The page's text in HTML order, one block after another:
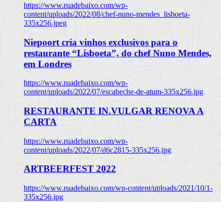
https://www.ruadebaixo.com/wp-
content/uploads/2022/08/chef-nuno-mendes_lisboeta-
335x256.jpeg
Niepoort cria vinhos exclusivos para o
restaurante “Lisboeta”, do chef Nuno Mendes,
em Londres
https://www.ruadebaixo.com/wp-
content/uploads/2022/07/escabeche-de-atum-335x256.jpg
RESTAURANTE IN.VULGAR RENOVA A
CARTA
https://www.ruadebaixo.com/wp-
content/uploads/2022/07/d6c2815-335x256.jpg
ARTBEERFEST 2022
https://www.ruadebaixo.com/wp-content/uploads/2021/10/1-
335x256.jpg